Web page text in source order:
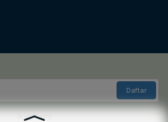
Daftar
Ikuti Kami